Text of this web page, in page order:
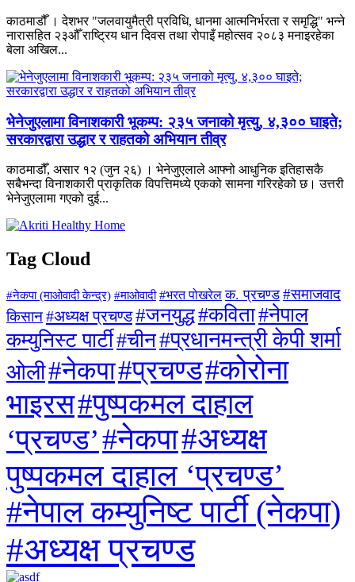
काठमाडौँ । देशभर "जलवायुमैत्री प्रविधि, धानमा आत्मनिर्भरता र समृद्धि" भन्ने
नारासहित २३औँ राष्ट्रिय धान दिवस तथा रोपाइँ महोत्सव २०८३ मनाइरहेका
बेला अखिल...
भेनेजुएलामा विनाशकारी भूकम्प: २३५ जनाको मृत्यु, ४,३०० घाइते;
सरकारद्वारा उद्धार र राहतको अभियान तीव्र
काठमाडौँ, असार १२ (जुन २६) । भेनेजुएलाले आफ्नो आधुनिक इतिहासकै
सबैभन्दा विनाशकारी प्राकृतिक विपत्तिमध्ये एकको सामना गरिरहेको छ। उत्तरी
भेनेजुएलामा गएको दुई...
Tag Cloud
#नेकपा (माओवादी केन्द्र) #माओवादी #भरत पोखरेल क. प्रचण्ड #समाजवाद
किसान#अध्यक्ष प्रचण्ड#जनयुद्ध#कविता#नेपाल
कम्युनिस्ट पार्टी#चीन#प्रधानमन्त्री केपी शर्मा
ओली#नेकपा#प्रचण्ड#कोरोना
भाइरस#पुष्पकमल दाहाल
‘प्रचण्ड’#नेकपा#अध्यक्ष
पुष्पकमल दाहाल ‘प्रचण्ड’
#नेपाल कम्युनिष्ट पार्टी (नेकपा)
#अध्यक्ष प्रचण्ड